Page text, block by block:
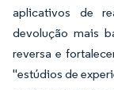
aplicativos de
devolução mais
reversa e
"estúdios de